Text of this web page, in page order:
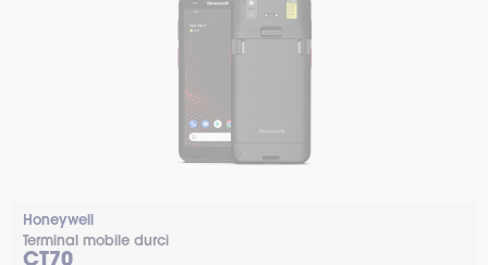
Honeywell
Terminal mobile durci
CT70